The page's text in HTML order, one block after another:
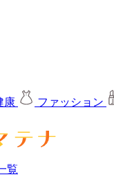
康 ファッション
覧